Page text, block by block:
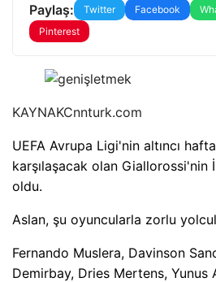
Paylaş: Twitter Facebook
Pinterest
KAYNAKCnnturk.com
UEFA Avrupa Ligi'nin altıncı
karşılaşacak olan Giallorossi'nin
oldu.
Aslan, şu oyuncularla zorlu
Fernando Muslera, Davinson
Demirbay, Dries Mertens, Yunus